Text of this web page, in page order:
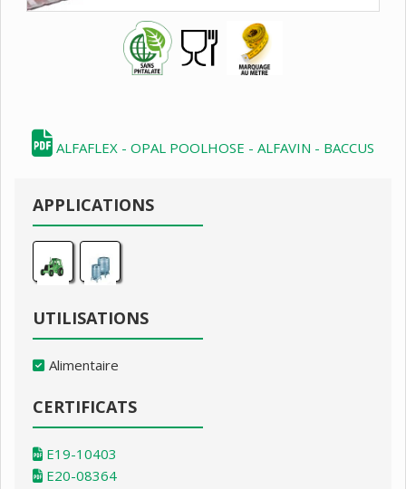
ALFAFLEX - OPAL POOLHOSE - ALFAVIN - BACCUS
APPLICATIONS
UTILISATIONS
Alimentaire
CERTIFICATS
E19-10403
E20-08364